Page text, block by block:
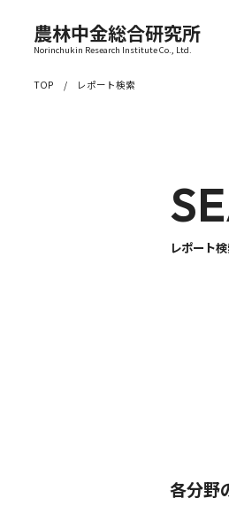
農林中金総合研究所
Norinchukin Research Institute Co., Ltd.
TOP レポート検索
レポート
各分野